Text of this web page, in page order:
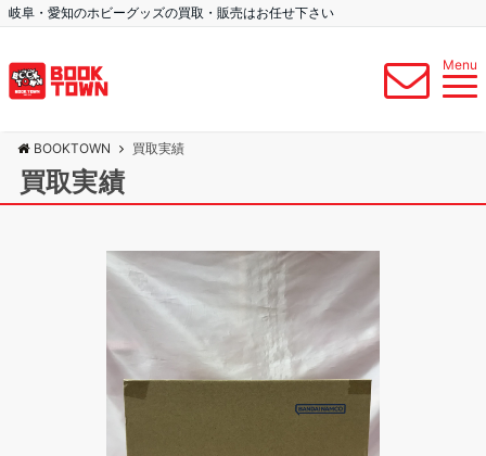
岐阜・愛知のホビーグッズの買取・販売はお任せ下さい
Menu
BOOKTOWN 買取実績
買取実績